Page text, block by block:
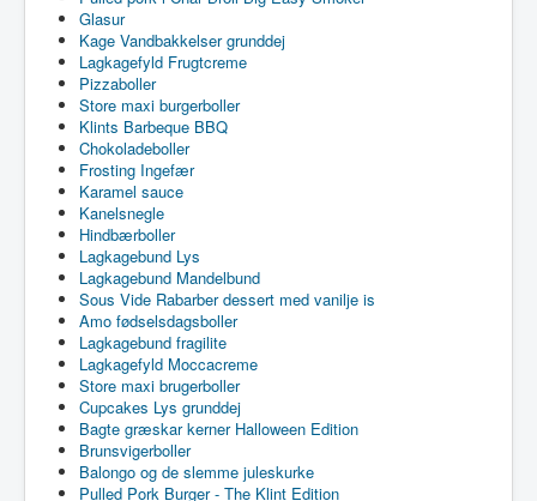
Glasur
Kage Vandbakkelser grunddej
Lagkagefyld Frugtcreme
Pizzaboller
Store maxi burgerboller
Klints Barbeque BBQ
Chokoladeboller
Frosting Ingefær
Karamel sauce
Kanelsnegle
Hindbærboller
Lagkagebund Lys
Lagkagebund Mandelbund
Sous Vide Rabarber dessert med vanilje is
Amo fødselsdagsboller
Lagkagebund fragilite
Lagkagefyld Moccacreme
Store maxi brugerboller
Cupcakes Lys grunddej
Bagte græskar kerner Halloween Edition
Brunsvigerboller
Balongo og de slemme juleskurke
Pulled Pork Burger - The Klint Edition